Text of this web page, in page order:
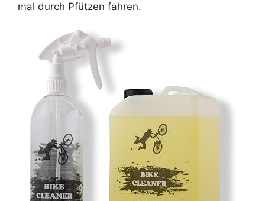
mal durch Pfützen fahren.